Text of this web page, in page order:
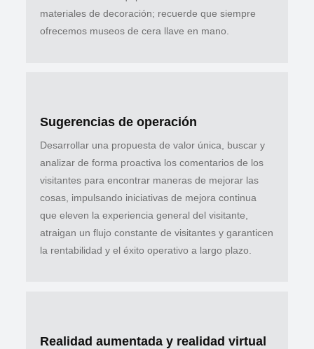
materiales de decoración; recuerde que siempre
ofrecemos museos de cera llave en mano.
Sugerencias de operación
Desarrollar una propuesta de valor única, buscar y
analizar de forma proactiva los comentarios de los
visitantes para encontrar maneras de mejorar las
cosas, impulsando iniciativas de mejora continua
que eleven la experiencia general del visitante,
atraigan un flujo constante de visitantes y garanticen
la rentabilidad y el éxito operativo a largo plazo.
Realidad aumentada y realidad virtual